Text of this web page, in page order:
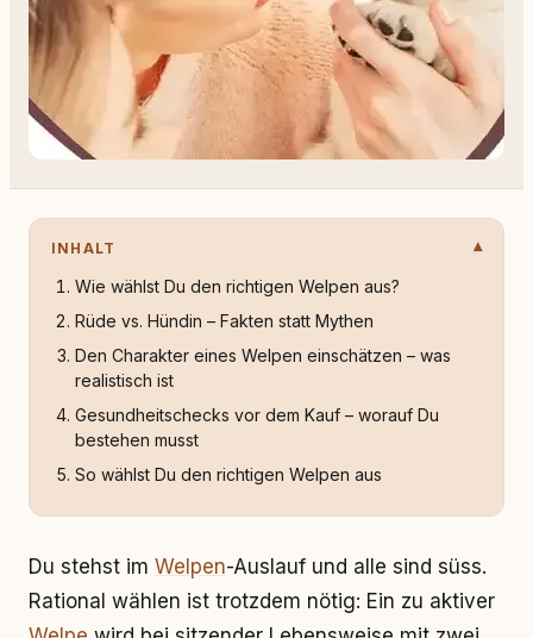
INHALT
Wie wählst Du den richtigen Welpen aus?
Rüde vs. Hündin – Fakten statt Mythen
Den Charakter eines Welpen einschätzen – was
realistisch ist
Gesundheitschecks vor dem Kauf – worauf Du
bestehen musst
So wählst Du den richtigen Welpen aus
Du stehst im Welpen-Auslauf und alle sind süss.
Rational wählen ist trotzdem nötig: Ein zu aktiver